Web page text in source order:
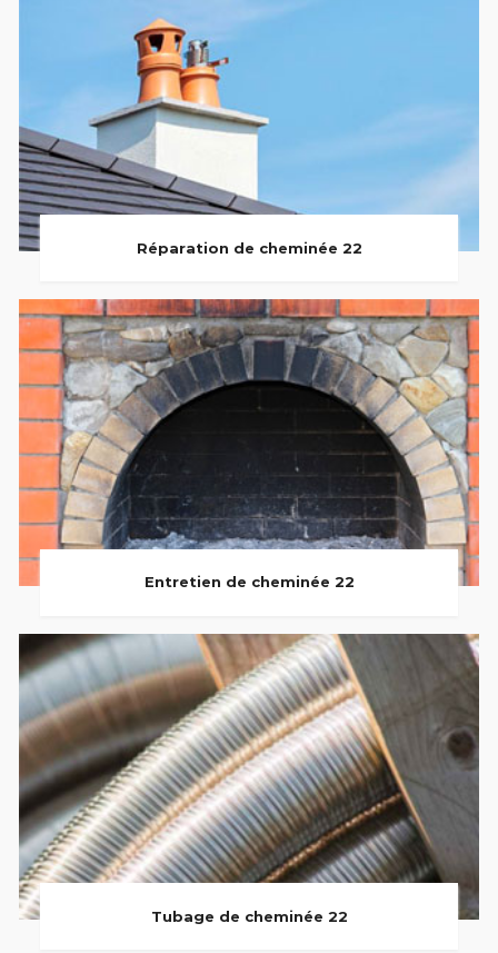
Réparation de cheminée 22
Entretien de cheminée 22
Tubage de cheminée 22